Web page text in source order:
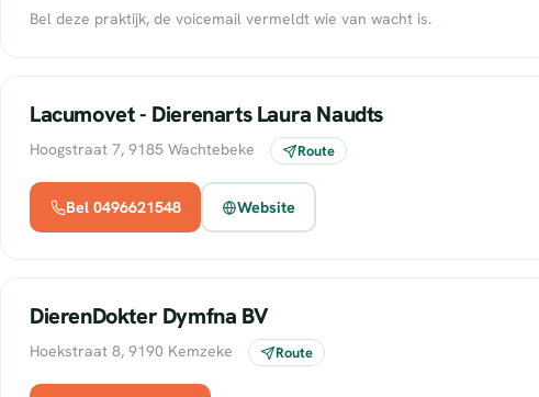
Bel deze praktijk, de voicemail vermeldt wie van wacht is.
Lacumovet - Dierenarts Laura Naudts
Hoogstraat 7, 9185 Wachtebeke Route
Bel 0496621548 Website
DierenDokter Dymfna BV
Hoekstraat 8, 9190 Kemzeke Route